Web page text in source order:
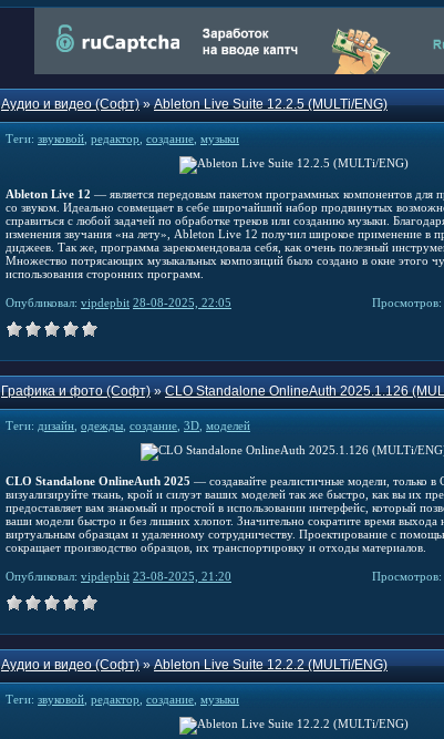
Аудио и видео (Софт)»Ableton Live Suite 12.2.5 (MULTi/ENG)
Теги: звуковой редактор создание музыки
Ableton Live 12 — является передовым пакетом программных компонентов для
со звуком. Идеально совмещает в себе широчайший набор продвинутых
справиться с любой задачей по обработке треков или созданию музыки.
изменения звучания «на лету», Ableton Live 12 получил широкое применение в
диджеев. Так же, программа зарекомендовала себя, как очень полезный
Множество потрясающих музыкальных композиций было создано в окне этого
использования сторонних программ.
Опубликовал: vipdepbit 28-08-2025, 22:05 Просмотров:
Графика и фото (Софт)»CLO Standalone OnlineAuth 2025.1.126
Теги: дизайн одежды создание 3D моделей
CLO Standalone OnlineAuth 2025 — создавайте реалистичные модели, только в
визуализируйте ткань, крой и силуэт ваших моделей так же быстро, как вы их
предоставляет вам знакомый и простой в использовании интерфейс, который
ваши модели быстро и без лишних хлопот. Значительно сократите время выхода
виртуальным образцам и удаленному сотрудничеству. Проектирование с
сокращает производство образцов, их транспортировку и отходы материалов.
Опубликовал: vipdepbit 23-08-2025, 21:20 Просмотров:
Аудио и видео (Софт)»Ableton Live Suite 12.2.2 (MULTi/ENG)
Теги: звуковой редактор создание музыки